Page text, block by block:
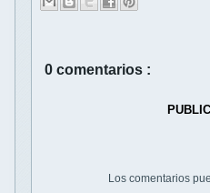
0 comentarios :
Los comentarios